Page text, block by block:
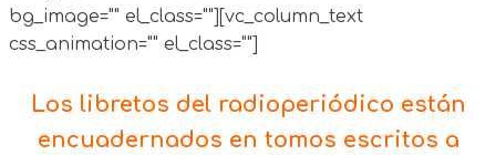
bg_image="" el_class=""][vc_column_text
css_animation="" el_class=""]
Los libretos del radioperiódico están
encuadernados en tomos escritos a